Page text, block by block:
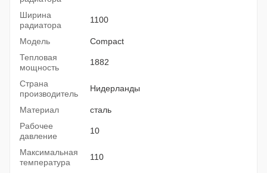
Ширина
радиатора
1100
Модель
Compact
Тепловая
мощность
1882
Страна
производитель
Нидерланды
Материал
сталь
Рабочее
давление
10
Максимальная
температура
110